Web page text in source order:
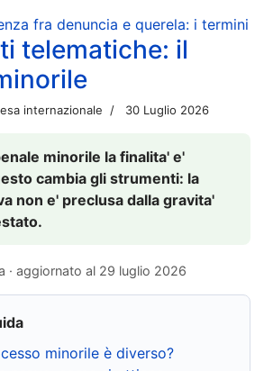
fra denuncia e querela: i termini
telematiche: il
internazionale 30 Luglio 2026
minorile la finalita' e'
cambia gli strumenti: la
non e' preclusa dalla gravita'
aggiornato al 29 luglio 2026
minorile è diverso?